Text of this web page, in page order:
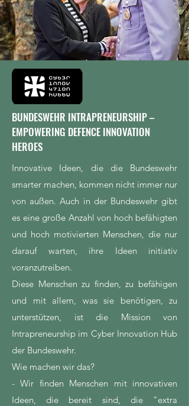
Foto: Bundeswehr/Torsten Kraatz
BUNDESWEHR INTRAPRENEURSHIP –
EMPOWERING DEFENCE INNOVATION
HEROES
Innovative Ideen, die die Bundeswehr
smarter machen, kommen nicht immer nur
von außen. Auch in der Bundeswehr gibt
es eine große Anzahl von hoch befähigten
und hoch motivierten Menschen, die nur
darauf warten, ihre Ideen initiativ
voranzutreiben.
Diese Menschen zu finden, zu befähigen
und mit allem, was sie benötigen, zu
unterstützen, ist die Mission von
Intrapreneurship im Cyber Innovation Hub
der Bundeswehr.
Wie machen wir das?
- Wir finden Menschen mit innovativen
Ideen, die bereit sind, die "extra